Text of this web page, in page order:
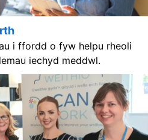
i ffordd o fyw helpu rheoli
iechyd meddwl.